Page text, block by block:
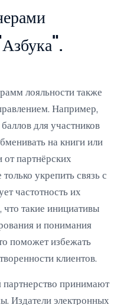
лояльности также
Например,
для участников
на книги или
партнёрских
укрепить связь с
частотность их
такие инициативы
и понимания
поможет избежать
клиентов.
партнерство принимают
Издатели электронных